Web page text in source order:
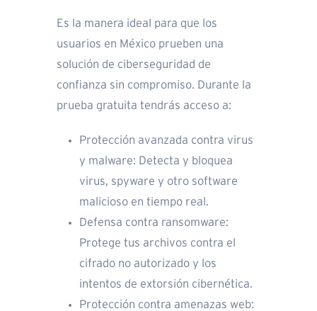
Es la manera ideal para que los
usuarios en México prueben una
solución de ciberseguridad de
confianza sin compromiso. Durante la
prueba gratuita tendrás acceso a:
Protección avanzada contra virus
y malware: Detecta y bloquea
virus, spyware y otro software
malicioso en tiempo real.
Defensa contra ransomware:
Protege tus archivos contra el
cifrado no autorizado y los
intentos de extorsión cibernética.
Protección contra amenazas web: